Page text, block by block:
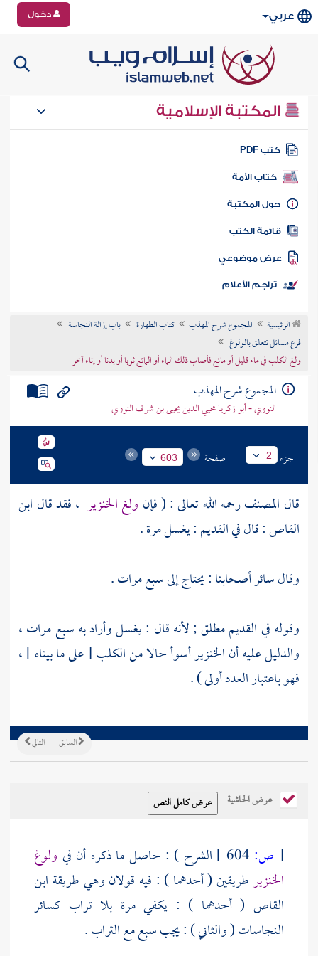
عربي دخول
المكتبة الإسلامية
كتب PDF
كتاب الأمة
المكتبة
الكتب
موضوعي
تراجم الأعلام
الرئيسية المجموع شرح المهذب كتاب الطهارة
باب إزالة النجاسة
فرع مسائل تتعلق بالولوغ
ولغ الكلب في ماء قليل أو مائع فأصاب ذلك الماء أو المائع ثوبا أو بدنا أو إناء آخر
المجموع شرح المهذب
النووي - أبو زكريا محيي الدين يحيى بن شرف النووي
جزء 2 صفحة 603
قال المصنفرحمه الله تعالى : ( فإن ولغ الخنزير ، فقد قال ابن
القاص: قال في القديم : يغسل مرة .
وقال سائر أصحابنا : يحتاج إلى سبع مرات .
وقوله في القديم مطلق ; لأنه قال : يغسل وأراد به سبع مرات ،
والدليل عليه أن الخنزير أسوأ حالا من الكلب [ على ما بيناه ] ،
فهو باعتبار العدد أولى ) .
التالي السابق
عرض الحاشية
[ ص: الشرح ) : حاصل ما ذكره أن في ولوغ
الخنزيرطريقين ( أحدهما ) : فيه قولان وهي طريقة ابن
القاص ( أحدهما ) : يكفي مرة بلا تراب كسائر
النجاسات ( والثاني ) : يجب سبع مع التراب .